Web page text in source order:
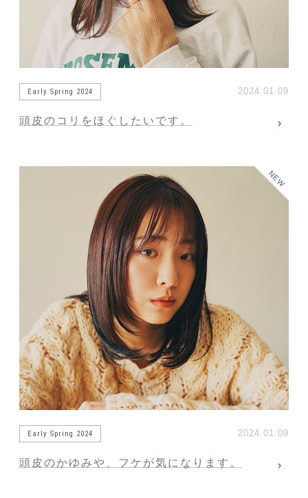
Early Spring 2024 2024.01.09
頭皮のコリをほぐしたいです。
Early Spring 2024 2024.01.09
頭皮のかゆみや、フケが気になります。